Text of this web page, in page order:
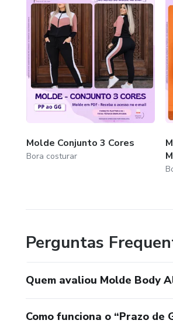
Molde Conjunto 3 Cores
Bora costurar
Perguntas
Quem avaliou Molde Body
Como funciona o “Prazo de